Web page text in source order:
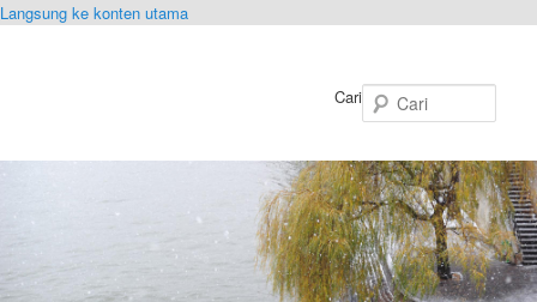
Langsung ke konten utama
Cari